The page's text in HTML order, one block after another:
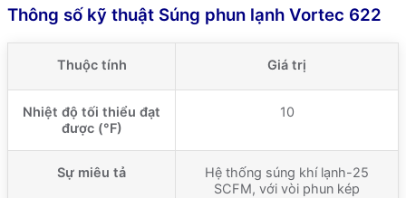
Thông số kỹ thuật Súng phun lạnh Vortec 622
Thuộc tính Giá trị
Nhiệt độ tối thiểu đạt
được (°F)
10
Sự miêu tả
Hệ thống súng khí lạnh-25
SCFM, với vòi phun kép